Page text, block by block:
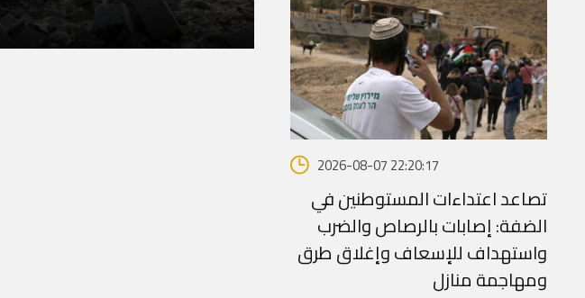
2026-08-07 22:20:17
تصاعد اعتداءات المستوطنين في
الضفة: إصابات بالرصاص والضرب
واستهداف للإسعاف وإغلاق طرق
ومهاجمة منازل